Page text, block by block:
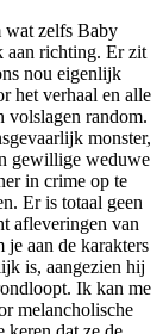
wat zelfs Baby
aan richting. Er zit
nou eigenlijk
het verhaal en alle
volslagen random.
monster,
gewillige weduwe
in crime op te
Er is totaal geen
afleveringen van
aan de karakters
is, aangezien hij
Ik kan me
melancholische